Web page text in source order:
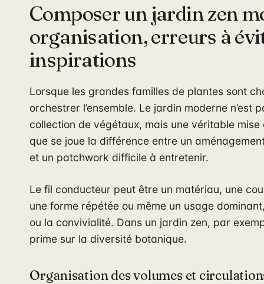
Composer un jardin zen
organisation, erreurs à
inspirations
Lorsque les grandes familles de plantes sont
orchestrer l’ensemble. Le jardin moderne n’est
collection de végétaux, mais une véritable mise
que se joue la différence entre un
et un patchwork difficile à entretenir.
Le fil conducteur peut être un matériau, une
une forme répétée ou même un usage
ou la convivialité. Dans un jardin zen, par
prime sur la diversité botanique.
Organisation des volumes et